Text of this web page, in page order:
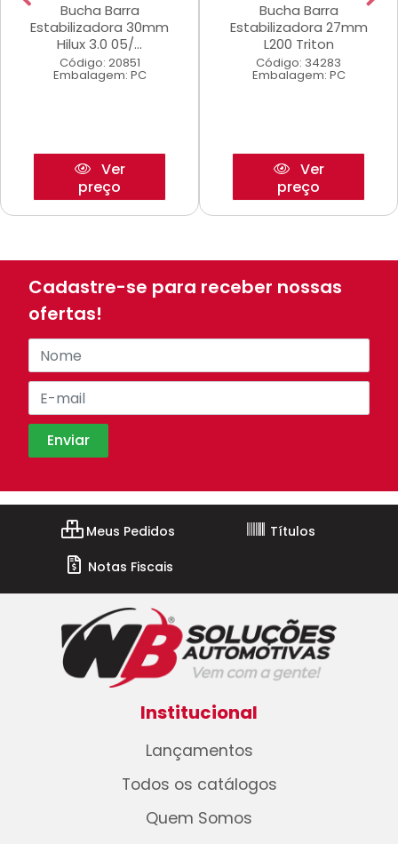
Bucha Barra
Estabilizadora 30mm
Hilux 3.0 05/...
Código: 20851
Embalagem: PC
Ver
preço
Bucha Barra
Estabilizadora 27mm
L200 Triton
Código: 34283
Embalagem: PC
Ver
preço
Cadastre-se para receber nossas
ofertas!
Meus Pedidos
Títulos
Notas Fiscais
Institucional
Lançamentos
Todos os catálogos
Quem Somos